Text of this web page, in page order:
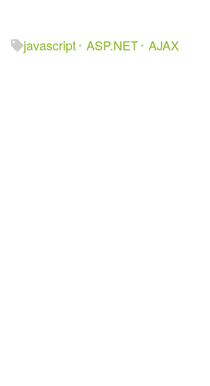
javascript ASP.NET AJAX